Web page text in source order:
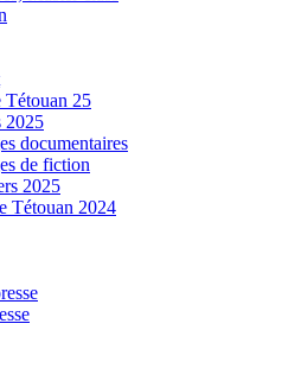
Tétouan 25
2025
documentaires
de fiction
2025
Tétouan 2024